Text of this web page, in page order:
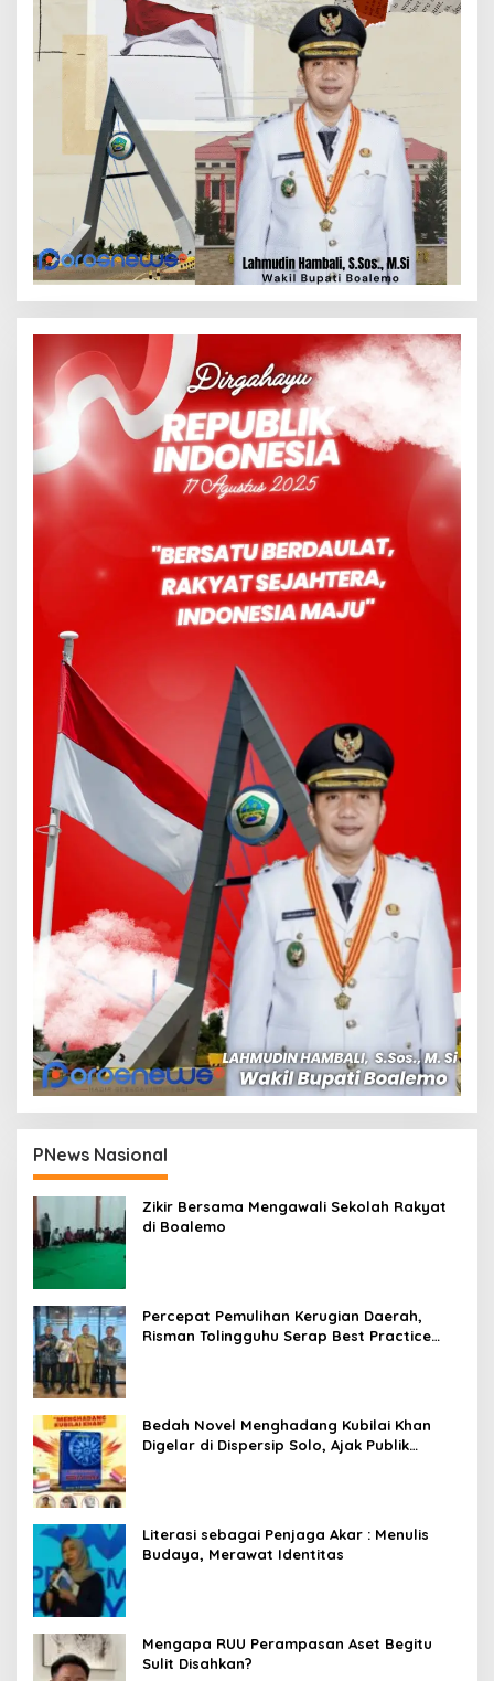
PNews Nasional
Zikir Bersama Mengawali Sekolah Rakyat
di Boalemo
Percepat Pemulihan Kerugian Daerah,
Risman Tolingguhu Serap Best Practice
Bedah Novel Menghadang Kubilai Khan
Digelar di Dispersip Solo, Ajak Publik
Literasi sebagai Penjaga Akar : Menulis
Budaya, Merawat Identitas
Mengapa RUU Perampasan Aset Begitu
Sulit Disahkan?